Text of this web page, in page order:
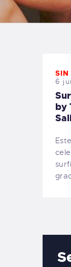
SIN
6
by